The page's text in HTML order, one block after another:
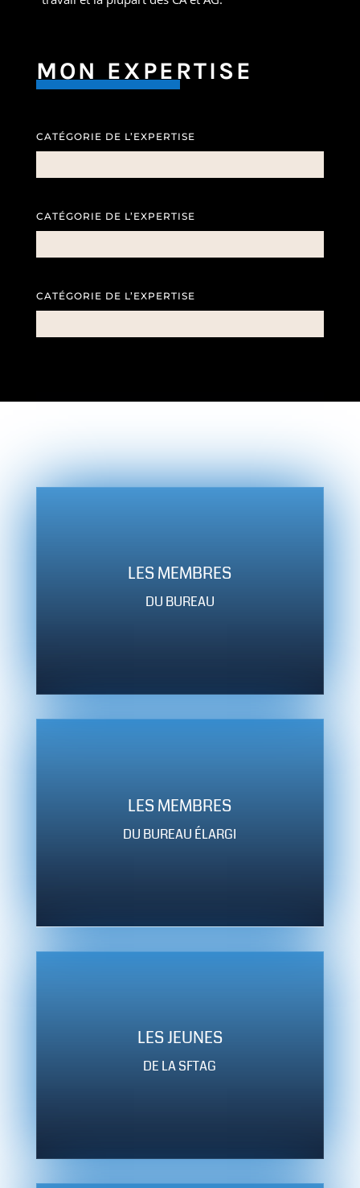
MON EXPERTISE
CATÉGORIE DE L’EXPERTISE
CATÉGORIE DE L’EXPERTISE
CATÉGORIE DE L’EXPERTISE
LES MEMBRES
DU BUREAU
LES MEMBRES
DU BUREAU ÉLARGI
LES JEUNES
DE LA SFTAG